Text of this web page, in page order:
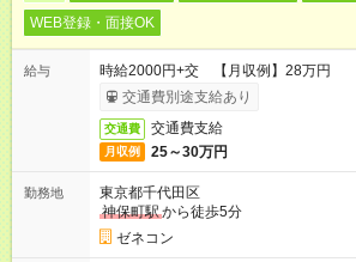
WEB登録・面接OK
給与
時給2000円+交 【月収例】28万円
交通費別途支給あり
交通費 交通費支給
月収例 25～30万円
勤務地
東京都千代田区
神保町駅から徒歩5分
ゼネコン